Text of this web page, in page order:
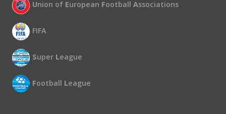
Union of European Football Associations
FIFA
Super League
Football League